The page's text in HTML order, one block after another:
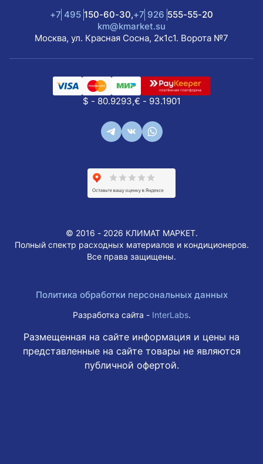
+7 495 150-60-30,+7 926 555-55-20
km@kmarket.su
Москва, ул. Красная Сосна, 2к1с1. Ворота №7
$ - 80.9293,€ - 93.1901
© 2016 - 2026 КЛИМАТ МАРКЕТ.
Полный спектр расходных материалов и кондиционеров.
Все права защищены.
Политика обработки персональных данных
Разработка сайта - InterLabs.
Размещенная на сайте информация и цены на
представленные на сайте товары не являются
публичной офертой.